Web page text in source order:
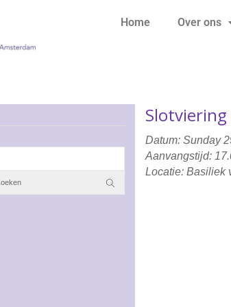
Home Over ons
Datum: Sunday
Aanvangstijd:
Locatie: Basiliek